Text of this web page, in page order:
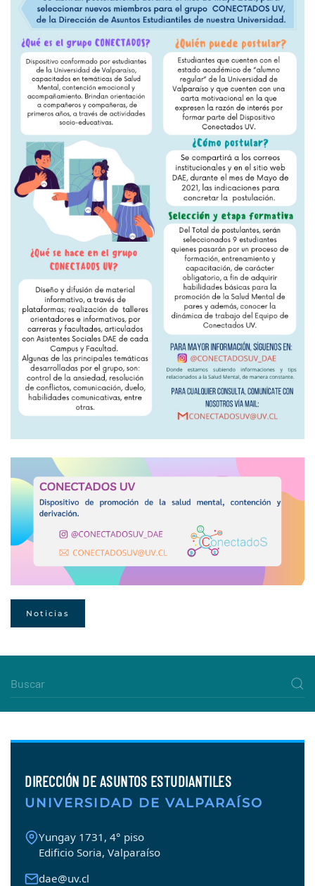
Noticias
DIRECCIÓN DE ASUNTOS ESTUDIANTILES
UNIVERSIDAD DE VALPARAÍSO
Yungay 1731, 4° piso
Edificio Soria, Valparaíso
dae@uv.cl